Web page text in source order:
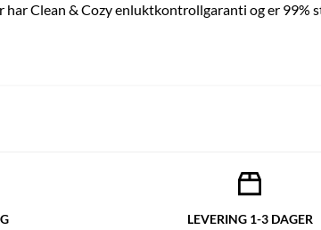
Clean & Cozy enluktkontrollgaranti og er 99%
LEVERING 1-3 DAGER